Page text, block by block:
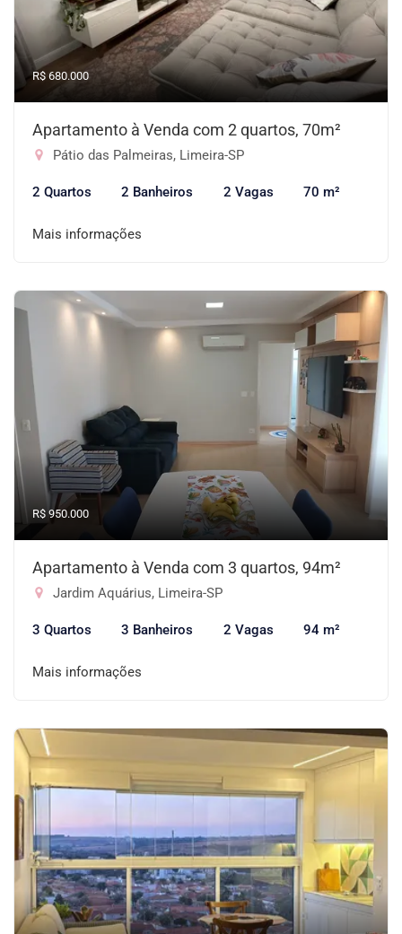
R$ 680.000
Apartamento à Venda com 2 quartos, 70m²
Pátio das Palmeiras, Limeira-SP
2 Quartos 2 Banheiros 2 Vagas 70 m²
Mais informações
R$ 950.000
Apartamento à Venda com 3 quartos, 94m²
Jardim Aquárius, Limeira-SP
3 Quartos 3 Banheiros 2 Vagas 94 m²
Mais informações